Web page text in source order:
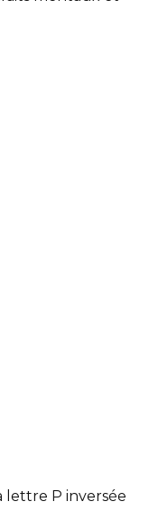
lettre P inversée